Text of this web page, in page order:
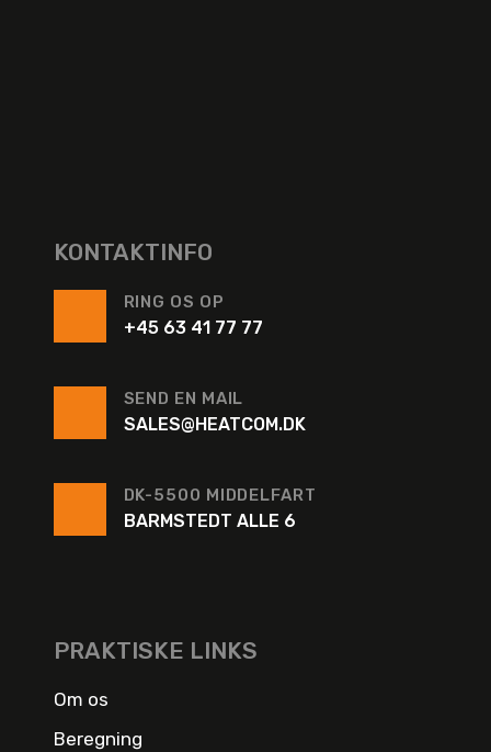
KONTAKTINFO
RING OS OP
+45 63 41 77 77
SEND EN MAIL
SALES@HEATCOM.DK
DK-5500 MIDDELFART
BARMSTEDT ALLE 6
PRAKTISKE LINKS
Om os
Beregning